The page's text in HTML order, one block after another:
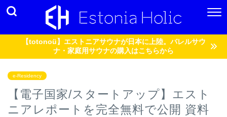
【totonoü】エストニアサウナが日本に上陸。バレルサウ
ナ・家庭用サウナの購入はこちらから
e-Residency
【電子国家/スタートアップ】エスト
ニアレポートを完全無料で公開 資料